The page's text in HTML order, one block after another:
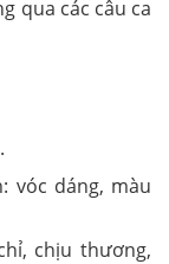
qua các câu ca
vóc dáng, màu
chịu thương,